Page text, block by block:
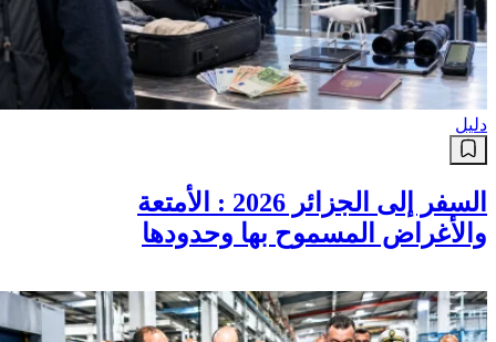
دليل
السفر إلى الجزائر 2026 : الأمتعة
والأغراض المسموح بها وحدودها